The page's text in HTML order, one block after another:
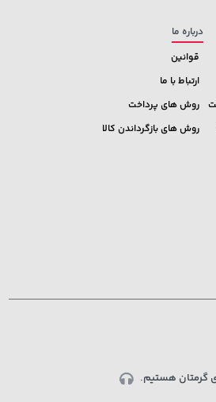
درباره ما
قوانین
ارتباط با ما
روش های پرداخت
روش های بازگرداندن کالا